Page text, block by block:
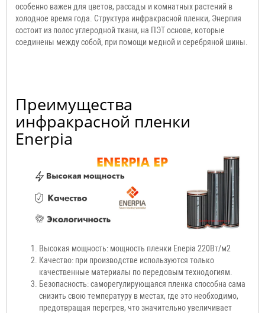
особенно важен для цветов, рассады и комнатных растений в
холодное время года. Структура инфракрасной пленки, Энерпия
состоит из полос углеродной ткани, на ПЭТ основе, которые
соединены между собой, при помощи медной и серебряной шины.
Преимущества
инфракрасной пленки
Enerpia
Высокая мощность: мощность пленки Enepia 220Вт/м2
Качество: при производстве используются только
качественные материалы по передовым технодогиям.
Безопасность: саморегулирующаяся пленка способна сама
снизить свою температуру в местах, где это необходимо,
предотвращая перегрев, что значительно увеличивает